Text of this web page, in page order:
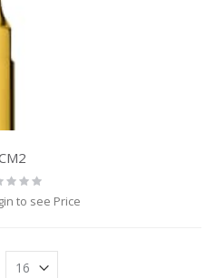
to see Price